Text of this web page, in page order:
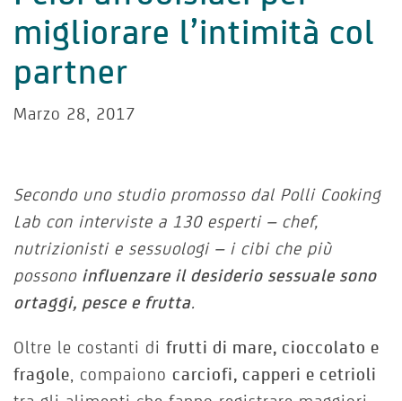
migliorare l’intimità col
partner
Marzo 28, 2017
Secondo uno studio promosso dal Polli Cooking
Lab con interviste a 130 esperti – chef,
nutrizionisti e sessuologi – i cibi che più
possono influenzare il desiderio sessuale sono
ortaggi, pesce e frutta.
Oltre le costanti di frutti di mare, cioccolato e
fragole , compaiono carciofi, capperi e cetrioli